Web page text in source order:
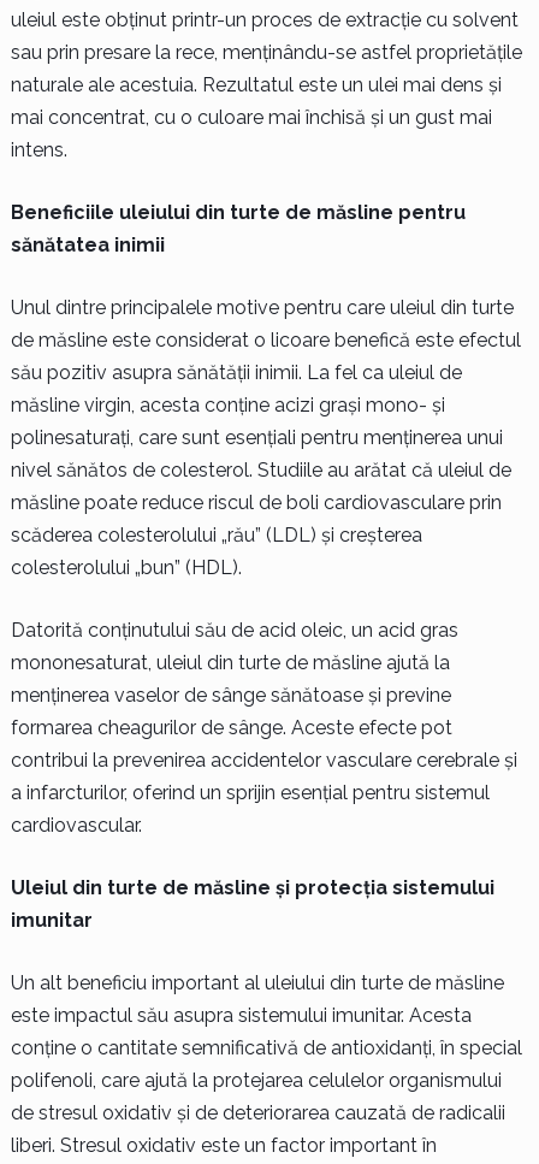
uleiul este obținut printr-un proces de extracție cu solvent
sau prin presare la rece, menținându-se astfel proprietățile
naturale ale acestuia. Rezultatul este un ulei mai dens și
mai concentrat, cu o culoare mai închisă și un gust mai
intens.
Beneficiile uleiului din turte de măsline pentru
sănătatea inimii
Unul dintre principalele motive pentru care uleiul din turte
de măsline este considerat o licoare benefică este efectul
său pozitiv asupra sănătății inimii. La fel ca uleiul de
măsline virgin, acesta conține acizi grași mono- și
polinesaturați, care sunt esențiali pentru menținerea unui
nivel sănătos de colesterol. Studiile au arătat că uleiul de
măsline poate reduce riscul de boli cardiovasculare prin
scăderea colesterolului „rău” (LDL) și creșterea
colesterolului „bun” (HDL).
Datorită conținutului său de acid oleic, un acid gras
mononesaturat, uleiul din turte de măsline ajută la
menținerea vaselor de sânge sănătoase și previne
formarea cheagurilor de sânge. Aceste efecte pot
contribui la prevenirea accidentelor vasculare cerebrale și
a infarcturilor, oferind un sprijin esențial pentru sistemul
cardiovascular.
Uleiul din turte de măsline și protecția sistemului
imunitar
Un alt beneficiu important al uleiului din turte de măsline
este impactul său asupra sistemului imunitar. Acesta
conține o cantitate semnificativă de antioxidanți, în special
polifenoli, care ajută la protejarea celulelor organismului
de stresul oxidativ și de deteriorarea cauzată de radicalii
liberi. Stresul oxidativ este un factor important în